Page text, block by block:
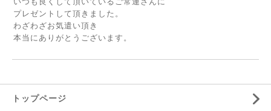
プレゼントして頂きました。
わざわざお気遣い頂き
本当にありがとうございます。
トップページ